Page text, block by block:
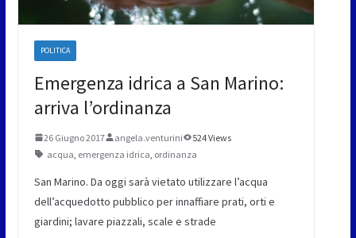
POLITICA
Emergenza idrica a San Marino:
arriva l’ordinanza
26 Giugno 2017 angela.venturini
524 Views
acqua emergenza idrica ordinanza
San Marino. Da oggi sarà vietato utilizzare l’acqua
dell’acquedotto pubblico per innaffiare prati, orti e
giardini; lavare piazzali, scale e strade